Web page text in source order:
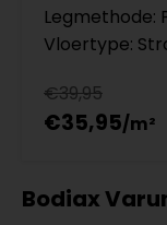
Legmethode:
Vloertype:
€39,95
€35,95
Bodiax